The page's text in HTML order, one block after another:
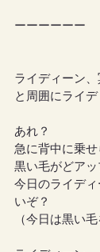
ーーーーーー
ライディーン、
と周囲にライ
あれ？
急に背中に乗
黒い毛がどア
今日のライデ
いぞ？
（今日は黒い